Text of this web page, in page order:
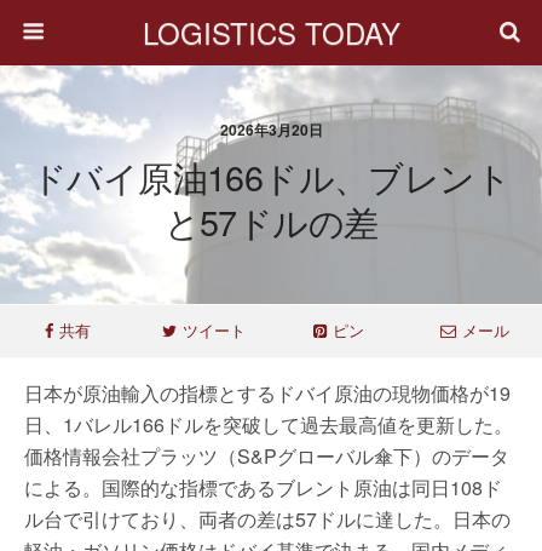
LOGISTICS TODAY
2026年3月20日
ドバイ原油166ドル、ブレント
と57ドルの差
共有 ツイート ピン メール
日本が原油輸入の指標とするドバイ原油の現物価格が19
日、1バレル166ドルを突破して過去最高値を更新した。
価格情報会社プラッツ（S&Pグローバル傘下）のデータ
による。国際的な指標であるブレント原油は同日108ド
ル台で引けており、両者の差は57ドルに達した。日本の